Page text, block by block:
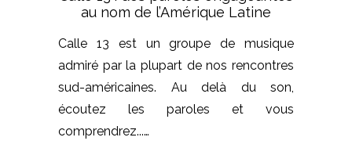
au nom de l’Amérique Latine
Calle 13 est un groupe de musique
admiré par la plupart de nos rencontres
sud-américaines. Au delà du son,
écoutez les paroles et vous
comprendrez...…